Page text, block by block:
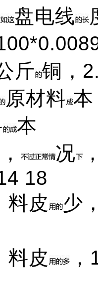
盘电线
斤 铜，
原材料 本
本
况
18
料皮
少
料皮
，